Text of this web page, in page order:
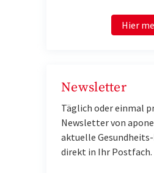
Hier
Newsletter
Täglich oder einmal
Newsletter von
aktuelle
direkt in Ihr Postfach.